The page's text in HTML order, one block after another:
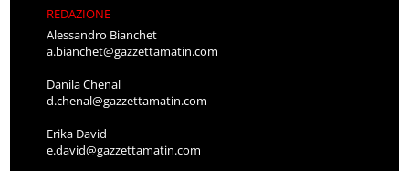
REDAZIONE
Alessandro Bianchet
a.bianchet@gazzettamatin.com
Danila Chenal
d.chenal@gazzettamatin.com
Erika David
e.david@gazzettamatin.com